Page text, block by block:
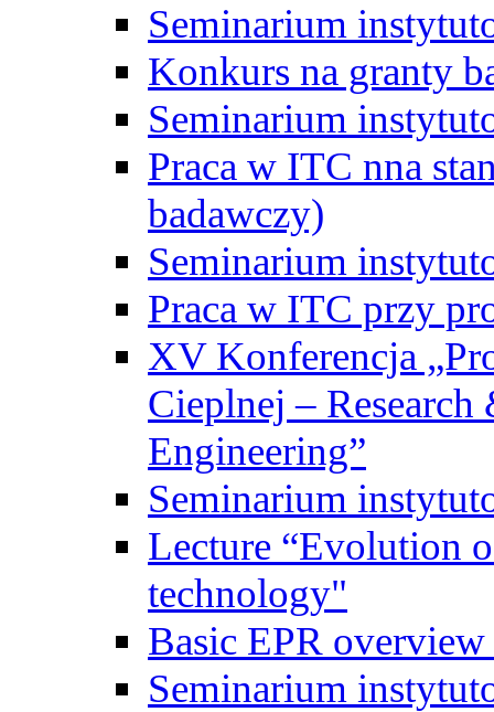
Seminarium
Konkurs na granty
Seminarium
Praca w ITC nna
badawczy)
Seminarium
Praca w ITC przy
XV Konferencja
Cieplnej –
Engineering”
Seminarium
Lecture “Evolution
technology"
Basic EPR overview
Seminarium